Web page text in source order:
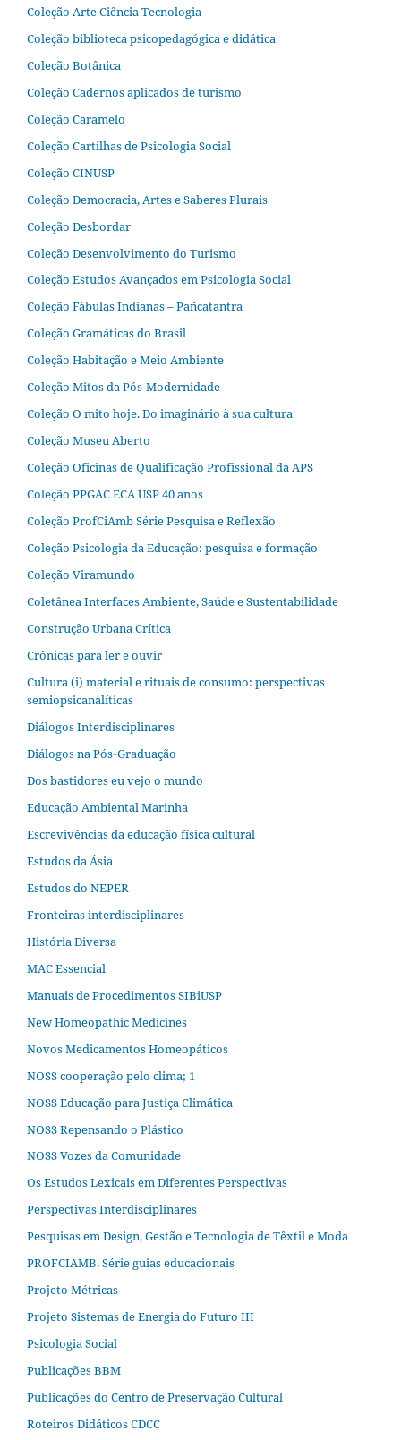
Coleção Arte Ciência Tecnologia
Coleção biblioteca psicopedagógica e didática
Coleção Botânica
Coleção Cadernos aplicados de turismo
Coleção Caramelo
Coleção Cartilhas de Psicologia Social
Coleção CINUSP
Coleção Democracia, Artes e Saberes Plurais
Coleção Desbordar
Coleção Desenvolvimento do Turismo
Coleção Estudos Avançados em Psicologia Social
Coleção Fábulas Indianas – Pañcatantra
Coleção Gramáticas do Brasil
Coleção Habitação e Meio Ambiente
Coleção Mitos da Pós-Modernidade
Coleção O mito hoje. Do imaginário à sua cultura
Coleção Museu Aberto
Coleção Oficinas de Qualificação Profissional da APS
Coleção PPGAC ECA USP 40 anos
Coleção ProfCiAmb Série Pesquisa e Reflexão
Coleção Psicologia da Educação: pesquisa e formação
Coleção Viramundo
Coletânea Interfaces Ambiente, Saúde e Sustentabilidade
Construção Urbana Crítica
Crônicas para ler e ouvir
Cultura (i) material e rituais de consumo: perspectivas
semiopsicanalíticas
Diálogos Interdisciplinares
Diálogos na Pós‐Graduação
Dos bastidores eu vejo o mundo
Educação Ambiental Marinha
Escrevivências da educação física cultural
Estudos da Ásia​
Estudos do NEPER
Fronteiras interdisciplinares
História Diversa
MAC Essencial
Manuais de Procedimentos SIBiUSP
New Homeopathic Medicines
Novos Medicamentos Homeopáticos
NOSS cooperação pelo clima; 1
NOSS Educação para Justiça Climática
NOSS Repensando o Plástico
NOSS Vozes da Comunidade
Os Estudos Lexicais em Diferentes Perspectivas
Perspectivas Interdisciplinares
Pesquisas em Design, Gestão e Tecnologia de Têxtil e Moda
PROFCIAMB. Série guias educacionais
Projeto Métricas
Projeto Sistemas de Energia do Futuro III
Psicologia Social
Publicações BBM
Publicações do Centro de Preservação Cultural
Roteiros Didáticos CDCC